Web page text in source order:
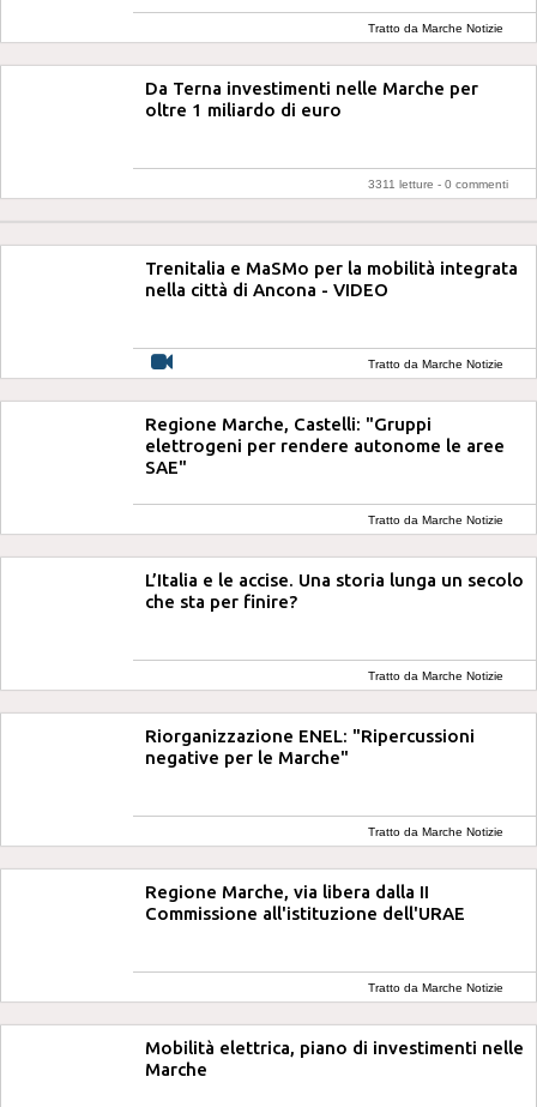
Tratto da Marche Notizie
Da Terna investimenti nelle Marche per
oltre 1 miliardo di euro
3311 letture - 0 commenti
Trenitalia e MaSMo per la mobilità integrata
nella città di Ancona - VIDEO
Tratto da Marche Notizie
Regione Marche, Castelli: "Gruppi
elettrogeni per rendere autonome le aree
SAE"
Tratto da Marche Notizie
L’Italia e le accise. Una storia lunga un secolo
che sta per finire?
Tratto da Marche Notizie
Riorganizzazione ENEL: "Ripercussioni
negative per le Marche"
Tratto da Marche Notizie
Regione Marche, via libera dalla II
Commissione all'istituzione dell'URAE
Tratto da Marche Notizie
Mobilità elettrica, piano di investimenti nelle
Marche